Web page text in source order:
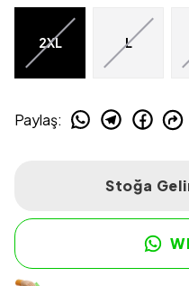
2XL L
Paylaş:
Stoğa